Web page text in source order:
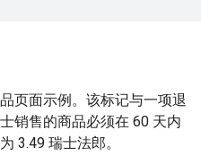
页面示例。该标记与一项退
销售的商品必须在 60 天内
3.49 瑞士法郎。